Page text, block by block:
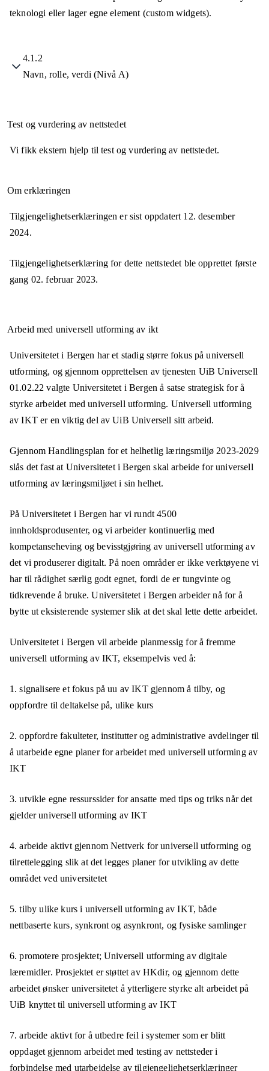
teknologi eller lager egne element (custom widgets).
4.1.2
Navn, rolle, verdi (Nivå A)
Test og vurdering av nettstedet
Vi fikk ekstern hjelp til test og vurdering av nettstedet.
Om erklæringen
Tilgjengelighetserklæringen er sist oppdatert 12. desember
2024.
Tilgjengelighetserklæring for dette nettstedet ble opprettet første
gang 02. februar 2023.
Arbeid med universell utforming av ikt
Universitetet i Bergen har et stadig større fokus på universell
utforming, og gjennom opprettelsen av tjenesten UiB Universell
01.02.22 valgte Universitetet i Bergen å satse strategisk for å
styrke arbeidet med universell utforming. Universell utforming
av IKT er en viktig del av UiB Universell sitt arbeid.
Gjennom Handlingsplan for et helhetlig læringsmiljø 2023-2029
slås det fast at Universitetet i Bergen skal arbeide for universell
utforming av læringsmiljøet i sin helhet.
På Universitetet i Bergen har vi rundt 4500
innholdsprodusenter, og vi arbeider kontinuerlig med
kompetanseheving og bevisstgjøring av universell utforming av
det vi produserer digitalt. På noen områder er ikke verktøyene vi
har til rådighet særlig godt egnet, fordi de er tungvinte og
tidkrevende å bruke. Universitetet i Bergen arbeider nå for å
bytte ut eksisterende systemer slik at det skal lette dette arbeidet.
Universitetet i Bergen vil arbeide planmessig for å fremme
universell utforming av IKT, eksempelvis ved å:
1. signalisere et fokus på uu av IKT gjennom å tilby, og
oppfordre til deltakelse på, ulike kurs
2. oppfordre fakulteter, institutter og administrative avdelinger til
å utarbeide egne planer for arbeidet med universell utforming av
IKT
3. utvikle egne ressurssider for ansatte med tips og triks når det
gjelder universell utforming av IKT
4. arbeide aktivt gjennom Nettverk for universell utforming og
tilrettelegging slik at det legges planer for utvikling av dette
området ved universitetet
5. tilby ulike kurs i universell utforming av IKT, både
nettbaserte kurs, synkront og asynkront, og fysiske samlinger
6. promotere prosjektet; Universell utforming av digitale
læremidler. Prosjektet er støttet av HKdir, og gjennom dette
arbeidet ønsker universitetet å ytterligere styrke alt arbeidet på
UiB knyttet til universell utforming av IKT
7. arbeide aktivt for å utbedre feil i systemer som er blitt
oppdaget gjennom arbeidet med testing av nettsteder i
forbindelse med utarbeidelse av tilgjengelighetserklæringer